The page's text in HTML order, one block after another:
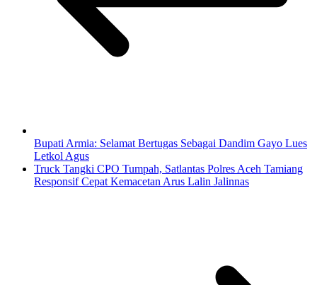
Bupati Armia: Selamat Bertugas Sebagai Dandim Gayo Lues
Letkol Agus
Truck Tangki CPO Tumpah, Satlantas Polres Aceh Tamiang
Responsif Cepat Kemacetan Arus Lalin Jalinnas